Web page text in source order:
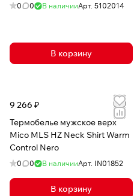
0 0 В наличииАрт. 5102014
В корзину
9 266 ₽
Термобелье мужское верх
Mico MLS HZ Neck Shirt Warm
Control Nero
0 0 В наличииАрт. IN01852
В корзину